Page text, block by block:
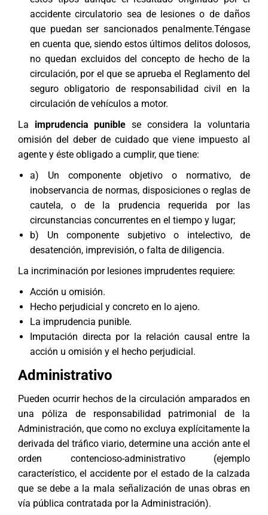
accidente circulatorio sea de lesiones o de daños
que puedan ser sancionados penalmente.Téngase
en cuenta que, siendo estos últimos delitos dolosos,
no quedan excluidos del concepto de hecho de la
circulación, por el que se aprueba el Reglamento del
seguro obligatorio de responsabilidad civil en la
circulación de vehículos a motor.
La imprudencia punible se considera la voluntaria
omisión del deber de cuidado que viene impuesto al
agente y éste obligado a cumplir, que tiene:
a) Un componente objetivo o normativo, de
inobservancia de normas, disposiciones o reglas de
cautela, o de la prudencia requerida por las
circunstancias concurrentes en el tiempo y lugar;
b) Un componente subjetivo o intelectivo, de
desatención, imprevisión, o falta de diligencia.
La incriminación por lesiones imprudentes requiere:
Acción u omisión.
Hecho perjudicial y concreto en lo ajeno.
La imprudencia punible.
Imputación directa por la relación causal entre la
acción u omisión y el hecho perjudicial.
Administrativo
Pueden ocurrir hechos de la circulación amparados en
una póliza de responsabilidad patrimonial de la
Administración, que como no excluya explícitamente la
derivada del tráfico viario, determine una acción ante el
orden contencioso-administrativo (ejemplo
característico, el accidente por el estado de la calzada
que se debe a la mala señalización de unas obras en
vía pública contratada por la Administración).